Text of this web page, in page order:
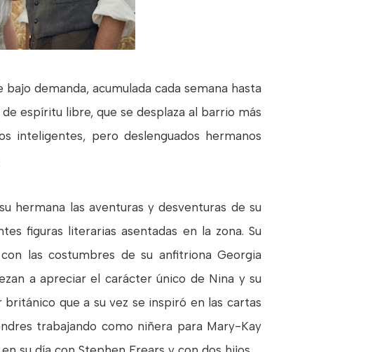
demanda, acumulada cada semana hasta
espíritu libre, que se desplaza al barrio más
inteligentes, pero deslenguados hermanos
hermana las aventuras y desventuras de su
figuras literarias asentadas en la zona. Su
las costumbres de su anfitriona Georgia
a apreciar el carácter único de Nina y su
que a su vez se inspiró en las cartas
trabajando como niñera para Mary-Kay